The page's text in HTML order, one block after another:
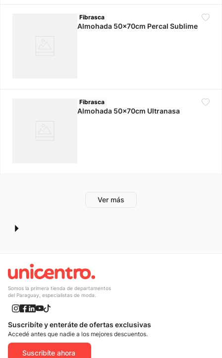
Fibrasca
Almohada 50x70cm Percal Sublime
Fibrasca
Almohada 50x70cm Ultranasa
Somos la primera tienda de departamentos
del Paraguay, especialistas de moda.
Suscribíte y enteráte de ofertas exclusivas
Accedé antes que nadie a los mejores descuentos.
Suscribíte ahora